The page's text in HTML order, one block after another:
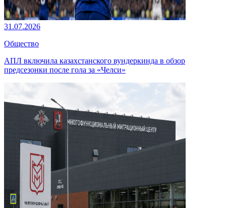
31.07.2026
Общество
АПЛ включила казахстанского вундеркинда в обзор
предсезонки после гола за «Челси»